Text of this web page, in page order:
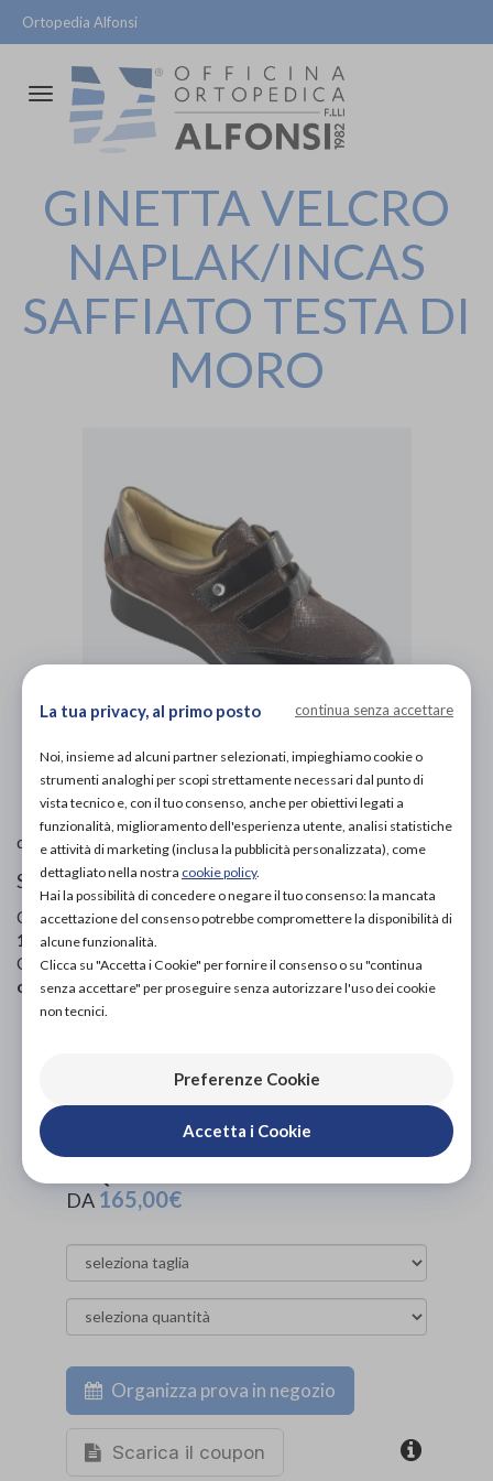
Ortopedia Alfonsi
Attiva/disattiva
navigazione
GINETTA VELCRO
NAPLAK/INCAS
SAFFIATO TESTA DI
MORO
L'immagine è puramenteindicativae potrebbe non
rispecchiare appieno le caratteristiche del prodotto.
di Ecosanit
Scarpe ortopediche donna
Codice OTGP:ECODX20218| Riferimento produttore:
113E78 1267 04| Codice Nomenclatore tariffario:
Categoria:Calzature ortopediche e plantari»Scarpe
ortopediche»Per donna
PROVA E NOLEGGIA IN NEGOZIO
NON DISPONIBILE
DA 165,00€
Organizza prova in negozio
Scarica il coupon
La tua privacy, al primo posto continua senza accettare
Noi, insieme ad alcuni partner selezionati, impieghiamo cookie o
strumenti analoghi per scopi strettamente necessari dal punto di
vista tecnico e, con il tuo consenso, anche per obiettivi legati a
funzionalità, miglioramento dell'esperienza utente, analisi statistiche
e attività di marketing (inclusa la pubblicità personalizzata), come
dettagliato nella nostra cookie policy.
Hai la possibilità di concedere o negare il tuo consenso: la mancata
accettazione del consenso potrebbe compromettere la disponibilità di
alcune funzionalità.
Clicca su "Accetta i Cookie" per fornire il consenso o su "continua
senza accettare" per proseguire senza autorizzare l'uso dei cookie
non tecnici.
Preferenze Cookie
Accetta i Cookie